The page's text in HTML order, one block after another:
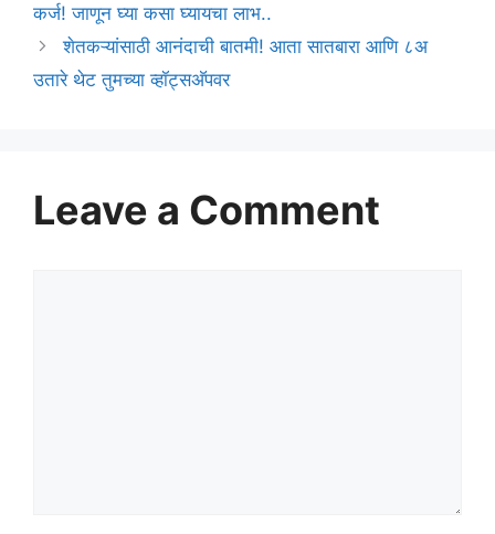
कर्ज! जाणून घ्या कसा घ्यायचा लाभ..
शेतकऱ्यांसाठी आनंदाची बातमी! आता सातबारा आणि ८अ
उतारे थेट तुमच्या व्हॉट्सअ‍ॅपवर
Leave a Comment